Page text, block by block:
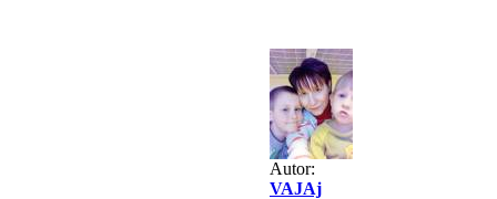
Autor:
VAJAj